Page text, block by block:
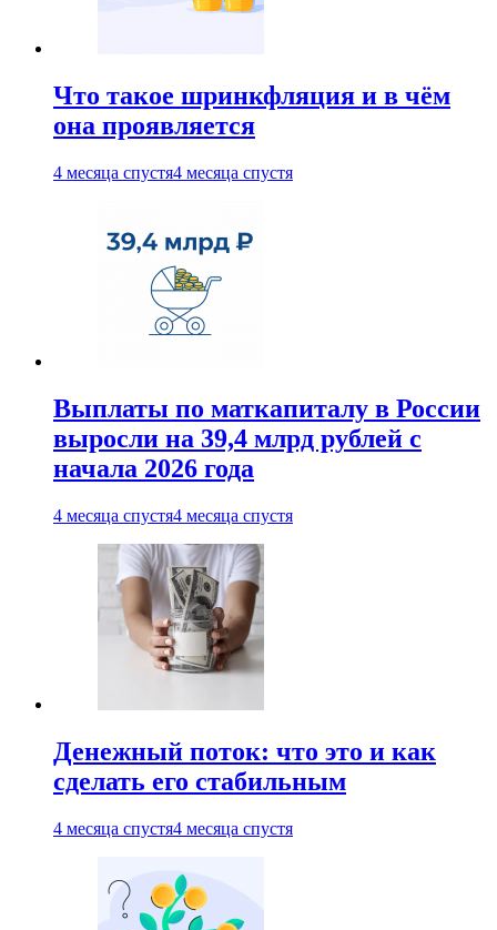
Что такое шринкфляция и в чём
она проявляется
4 месяца спустя4 месяца спустя
Выплаты по маткапиталу в России
выросли на 39,4 млрд рублей с
начала 2026 года
4 месяца спустя4 месяца спустя
Денежный поток: что это и как
сделать его стабильным
4 месяца спустя4 месяца спустя